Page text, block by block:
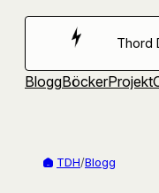
Hoppa
Thord
BloggBöckerProjekt
TDH/Blogg